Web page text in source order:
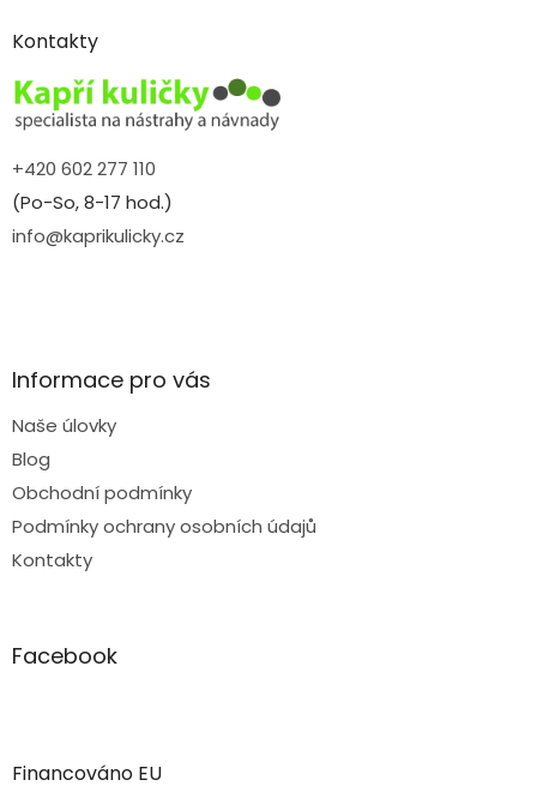
aKontakty
+420 602 277 110
(Po-So, 8-17 hod.)
info@kaprikulicky.cz
Informace pro vás
Naše úlovky
Blog
Obchodní podmínky
Podmínky ochrany osobních údajů
Kontakty
Facebook
Financováno EU